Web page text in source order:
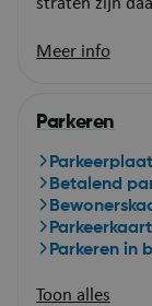
Meer info
Parkeren
Betalend
Parkeren in
Toon alles